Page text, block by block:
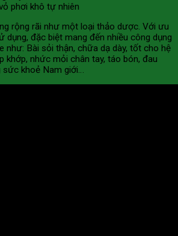
phơi khô tự nhiên
rộng rãi như một loại thảo dược. Với ưu
dụng, đặc biệt mang đến nhiều công dụng
như: Bài sỏi thận, chữa dạ dày, tốt cho hệ
khớp, nhức mỏi chân tay, táo bón, đau
sức khoẻ Nam giới…